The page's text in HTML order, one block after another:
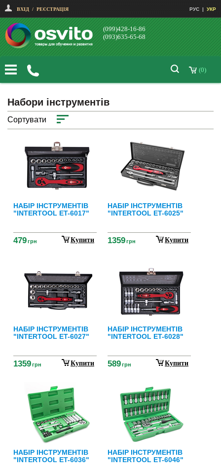
ВХІД / РЕЄСТРАЦІЯ РУС | УКР
(099)428-16-86
(093)635-65-68
(0)
Набори інструментів
Сортувати
НАБІР ІНСТРУМЕНТІВ
"INTERTOOL ET-6017"
479грн Купити
НАБІР ІНСТРУМЕНТІВ
"INTERTOOL ET-6025"
1359грн Купити
НАБІР ІНСТРУМЕНТІВ
"INTERTOOL ET-6027"
1359грн Купити
НАБІР ІНСТРУМЕНТІВ
"INTERTOOL ET-6028"
589грн Купити
НАБІР ІНСТРУМЕНТІВ
"INTERTOOL ET-6036"
НАБІР ІНСТРУМЕНТІВ
"INTERTOOL ET-6046"